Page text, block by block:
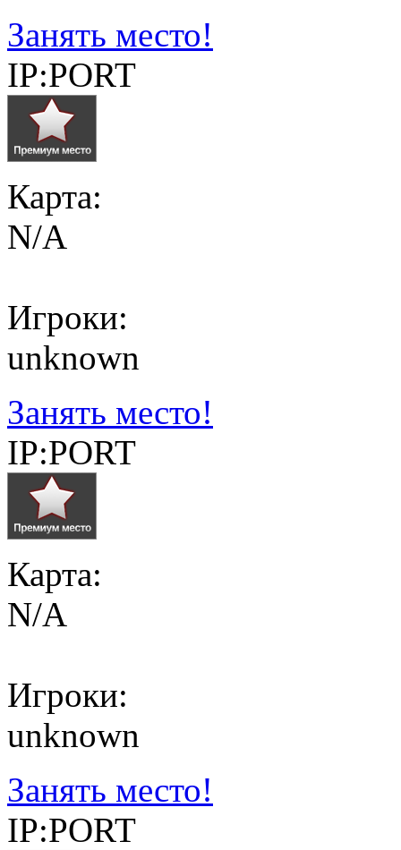
Занять место!
IP:PORT
Карта:
N/A
Игроки:
unknown
Занять место!
IP:PORT
Карта:
N/A
Игроки:
unknown
Занять место!
IP:PORT